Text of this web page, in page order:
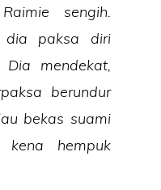
sengih.
dia paksa diri
Dia mendekat,
berundur
bekas suami
hempuk